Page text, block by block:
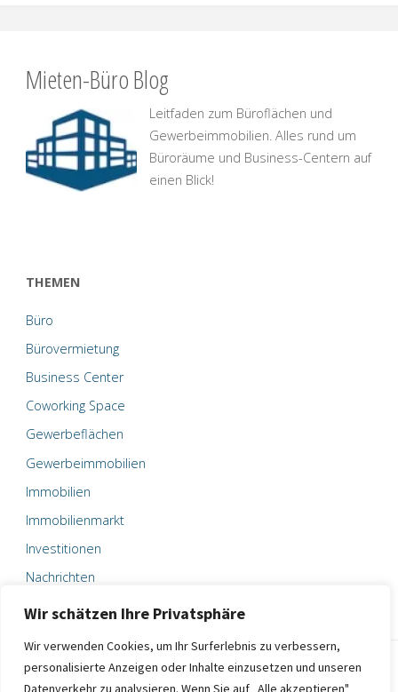
Wir schätzen Ihre Privatsphäre
Wir verwenden Cookies, um Ihr Surferlebnis zu verbessern,
personalisierte Anzeigen oder Inhalte einzusetzen und unseren
Datenverkehr zu analysieren. Wenn Sie auf „Alle akzeptieren"
Mieten-Büro Blog
Leitfaden zum Büroflächen und
Gewerbeimmobilien. Alles rund um
Büroräume und Business-Centern auf
einen Blick!
THEMEN
Büro
Bürovermietung
Business Center
Coworking Space
Gewerbeflächen
Gewerbeimmobilien
Immobilien
Immobilienmarkt
Investitionen
Nachrichten